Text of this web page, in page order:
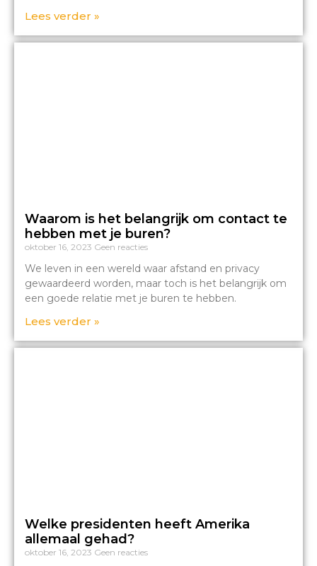
Lees verder »
Waarom is het belangrijk om contact te
hebben met je buren?
oktober 16, 2023 Geen reacties
We leven in een wereld waar afstand en privacy
gewaardeerd worden, maar toch is het belangrijk om
een goede relatie met je buren te hebben.
Lees verder »
Welke presidenten heeft Amerika
allemaal gehad?
oktober 16, 2023 Geen reacties